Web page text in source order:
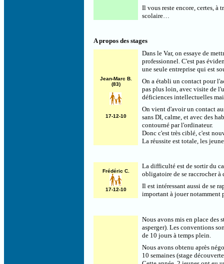
Il vous reste encore, certes, à
scolaire…
A propos des stages
Jean-Marc B.
(83)
17-12-10
Dans le Var, on essaye de
professionnel. C'est pas
une seule entreprise qui est
On a établi un contact pour
pas plus loin, avec visite de
déficiences intellectuelles
On vient d'avoir un contact
sans DI, calme, et avec des
contourné par l'ordinateur.
Donc c'est très ciblé, c'est
La réussite est totale, les
Frédéric C.
17-12-10
La difficulté est de sortir du
obligatoire de se raccrocher à
Il est intéressant aussi de se
important à jouer notamment
Nous avons mis en place des
asperger). Les conventions
de 10 jours à temps plein.
Nous avons obtenu après
10 semaines (stage